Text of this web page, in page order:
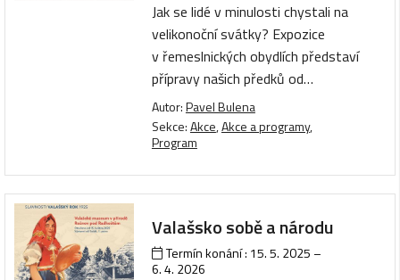
Jak se lidé v minulosti chystali na
velikonoční svátky? Expozice
v řemeslnických obydlích představí
přípravy našich předků od…
Autor:Pavel Bulena
Sekce:Akce,Akce a programy,
Program
Valašsko sobě a národu
Termín konání : 15. 5. 2025 –
6. 4. 2026